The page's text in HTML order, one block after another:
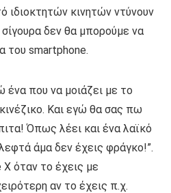
ιδιοκτητών κινητών ντύνουν
δεν θα μπορούμε να
του smartphone.
που να μοιάζει με το
Και εγώ θα σας πω
Όπως λέει και ένα λαϊκό
άμα δεν έχεις φράγκο!”.
X όταν το έχεις με
αν το έχεις π.χ.